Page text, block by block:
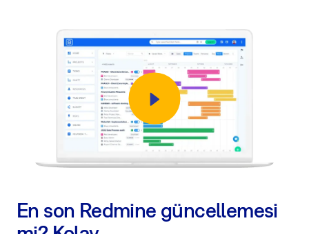
En son Redmine güncellemesi